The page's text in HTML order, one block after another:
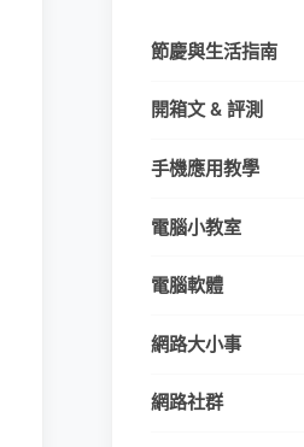
節慶與生活指南
開箱文 & 評測
手機應用教學
電腦小教室
電腦軟體
網路大小事
網路社群